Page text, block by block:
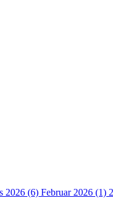
2026 (6) Februar 2026 (1)